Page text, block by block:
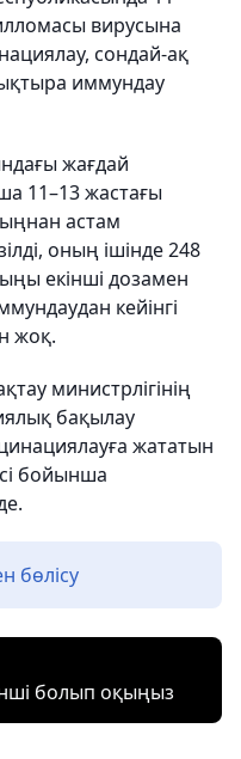
вирусына
сондай-ақ
иммундау
жағдай
11–13 жастағы
астам
оның ішінде 248
екінші дозамен
кейінгі
жоқ.
министрлігінің
бақылау
жататын
бойынша
бөлісу
болып оқыңыз